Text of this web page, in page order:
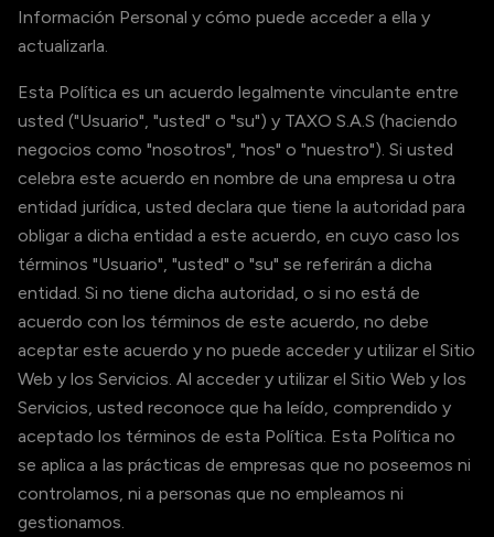
Información Personal y cómo puede acceder a ella y
actualizarla.
Esta Política es un acuerdo legalmente vinculante entre
usted ("Usuario", "usted" o "su") y TAXO S.A.S (haciendo
negocios como "nosotros", "nos" o "nuestro"). Si usted
celebra este acuerdo en nombre de una empresa u otra
entidad jurídica, usted declara que tiene la autoridad para
obligar a dicha entidad a este acuerdo, en cuyo caso los
términos "Usuario", "usted" o "su" se referirán a dicha
entidad. Si no tiene dicha autoridad, o si no está de
acuerdo con los términos de este acuerdo, no debe
aceptar este acuerdo y no puede acceder y utilizar el Sitio
Web y los Servicios. Al acceder y utilizar el Sitio Web y los
Servicios, usted reconoce que ha leído, comprendido y
aceptado los términos de esta Política. Esta Política no
se aplica a las prácticas de empresas que no poseemos ni
controlamos, ni a personas que no empleamos ni
gestionamos.